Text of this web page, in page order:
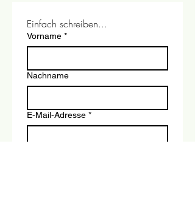
Einfach schreiben...
Vorname *
Nachname
E-Mail-Adresse *